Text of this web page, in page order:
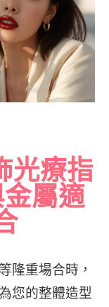
療指
屬適
隆重場合時，
您的整體造型